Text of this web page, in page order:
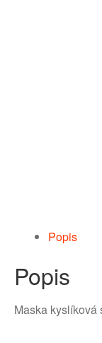
Popis
Popis
Maska kyslíková